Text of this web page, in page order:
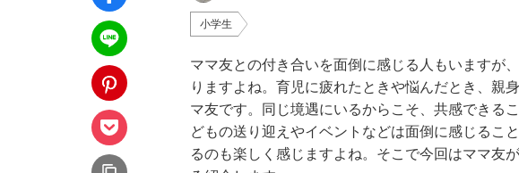
小学生
ママ友との付き合いを面倒に感じる人もいますが
りますよね。育児に疲れたときや悩んだとき、親
マ友です。同じ境遇にいるからこそ、共感できる
どもの送り迎えやイベントなどは面倒に感じるこ
るのも楽しく感じますよね。そこで今回はママ友